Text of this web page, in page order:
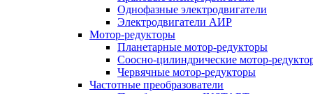
Однофазные электродвигатели
Электродвигатели АИР
Мотор-редукторы
Планетарные мотор-редукторы
Соосно-цилиндрические мотор-
Червячные мотор-редукторы
Частотные преобразователи